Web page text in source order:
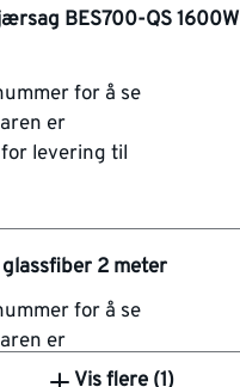
BES700-QS 1600W
for å se
er
levering til
2 meter
for å se
er
for levering til
Vis flere (1)